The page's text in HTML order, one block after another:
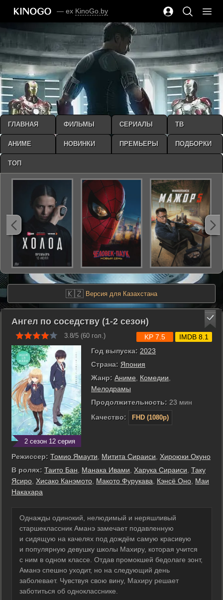
— ex KinoGo.by
🇰🇿 Версия для Казахстана
Ангел по соседству (1-2 сезон)
3.8/5 (60 гол.)
2 сезон 12 серия
Год выпуска: 2023
Страна: Япония
Жанр: Аниме Комедии
Мелодрамы
Продолжительность: 23 мин
Качество:
FHD (1080p)
KP 7.5 IMDB 8.1
Режиссер: Томио Ямаути Митита Сираиси
Хироюки Окуно
В ролях: Таито Бан Манака Ивами Харука Сираиси Таку
Ясиро Хисако Канэмото Макото Фурукава Кэнсё Оно Маи
Накахара
Однажды одинокий, нелюдимый и неряшливый
старшеклассник Аманэ замечает подавленную
и сидящую на качелях под дождём самую красивую
и популярную девушку школы Махиру, которая учится
с ним в одном классе. Отдав промокшей бедолаге зонт,
Аманэ спешно уходит, но на следующий день
заболевает. Чувствуя свою вину, Махиру решает
заботиться об однокласснике.
ГЛАВНАЯ ФИЛЬМЫ СЕРИАЛЫ ТВ
АНИМЕ НОВИНКИ ПРЕМЬЕРЫ ПОДБОРКИ
ТОП